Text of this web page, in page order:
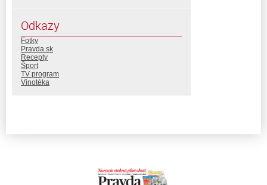
Odkazy
Fotky
Pravda.sk
Recepty
Šport
TV program
Vinotéka